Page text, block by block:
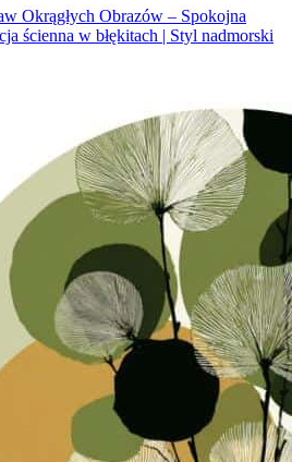
Okrągłych Obrazów – Spokojna
ścienna w błękitach | Styl nadmorski